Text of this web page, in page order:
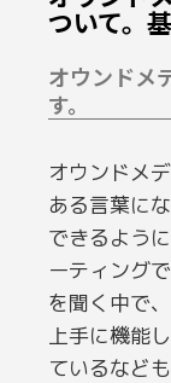
ついて。
オウンドメ
す。
オウンドメ
ある言葉に
できるよう
ーティング
を聞く中で
上手に機能
ているなど